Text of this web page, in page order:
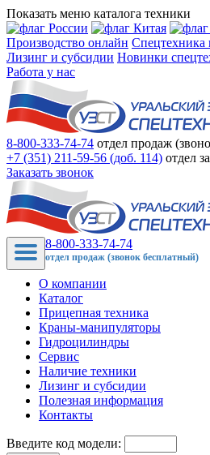
Показать меню каталога техники
Производство онлайн Спецтехника
Лизинг и субсидии Новинки
Работа у нас
8-800-333-74-74 отдел продаж
+7 (351) 211-59-56 (доб. 114) отдел
Заказать звонок
8-800-333-74-74
отдел продаж (звонок бесплатный)
О компании
Каталог
Прицепная техника
Краны-манипуляторы
Гидроцилиндры
Сервис
Наличие техники
Лизинг и субсидии
Полезная информация
Контакты
Введите код модели: